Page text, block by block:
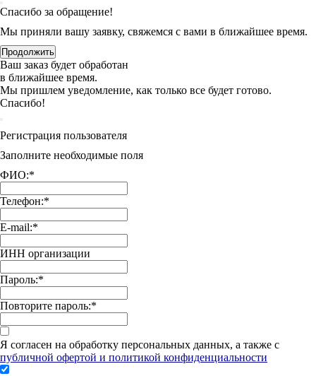
Спасибо за обращение!
Мы приняли вашу заявку, свяжемся с вами в ближайшее время.
Продолжить
Ваш заказ будет обработан
в ближайшее время.
Мы пришлем уведомление, как только все будет готово.
Спасибо!
Регистрация пользователя
Заполните необходимые поля
ФИО:*
Телефон:*
E-mail:*
ИНН организации
Пароль:*
Повторите пароль:*
Я согласен на обработку персональных данных, а также с
публичной офертой и политикой конфиденциальности